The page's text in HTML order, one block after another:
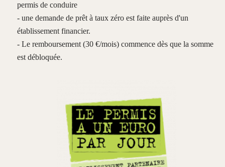
permis de conduire
- une demande de prêt à taux zéro est faite auprès d'un
établissement financier.
- Le remboursement (30 €/mois) commence dès que la somme
est débloquée.